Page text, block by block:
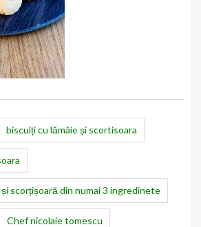
biscuiți cu lămâie și scortisoara
scorțișoară din numai 3 ingredinete
Chef nicolaie tomescu